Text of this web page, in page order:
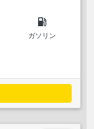
local_gas_station
ガソリン